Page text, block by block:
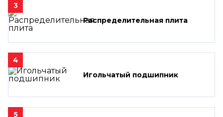
3
Распределительная плита
4
Игольчатый подшипник
5